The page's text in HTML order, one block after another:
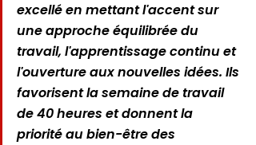
excellé en mettant l'accent sur
une approche équilibrée du
travail, l'apprentissage continu et
l'ouverture aux nouvelles idées. Ils
favorisent la semaine de travail
de 40 heures et donnent la
priorité au bien-être des